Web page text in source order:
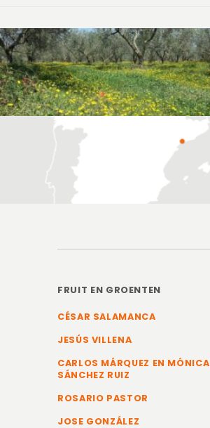
FRUIT EN GROENTEN
CÉSAR SALAMANCA
JESÚS VILLENA
CARLOS MÁRQUEZ EN MÓNICA
SÁNCHEZ RUIZ
ROSARIO PASTOR
JOSE GONZÁLEZ